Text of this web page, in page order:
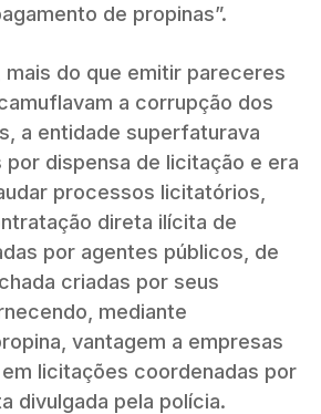
de propinas”.
mais do que emitir pareceres
a corrupção dos
a entidade superfaturava
dispensa de licitação e era
processos licitatórios,
direta ilícita de
por agentes públicos, de
criadas por seus
mediante
vantagem a empresas
licitações coordenadas por
divulgada pela polícia.